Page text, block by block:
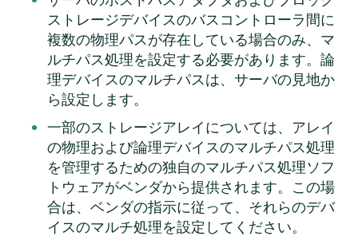
ストレージデバイスのバスコントローラ間に
複数の物理パスが存在している場合のみ、マ
ルチパス処理を設定する必要があります。論
理デバイスのマルチパスは、サーバの見地か
ら設定します。
一部のストレージアレイについては、アレイ
の物理および論理デバイスのマルチパス処理
を管理するための独自のマルチパス処理ソフ
トウェアがベンダから提供されます。この場
合は、ベンダの指示に従って、それらのデバ
イスのマルチ処理を設定してください。